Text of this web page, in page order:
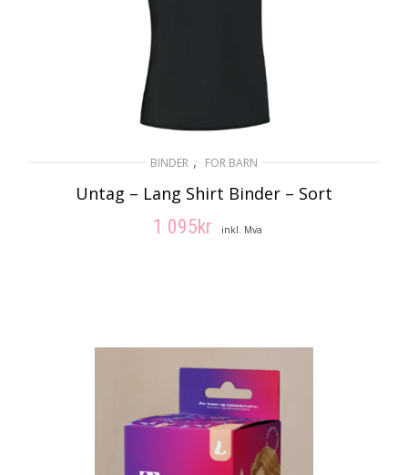
BINDER , FOR BARN
Untag – Lang Shirt Binder – Sort
1 095kr inkl. Mva